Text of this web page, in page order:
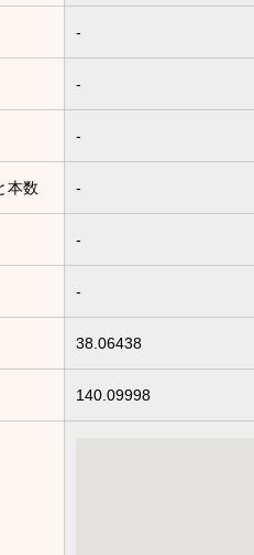
-
-
-
本数 -
-
-
38.06438
140.09998